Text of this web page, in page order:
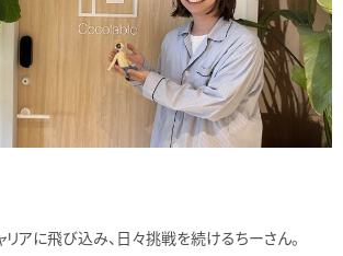
アに飛び込み、日々挑戦を続けるちーさん。